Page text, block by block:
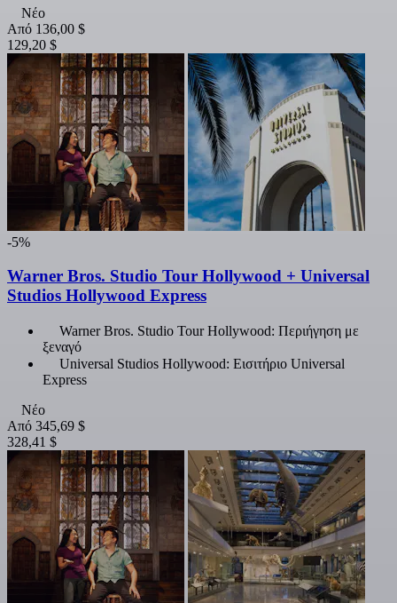
Νέο
Από 136,00 $
129,20 $
-5%
Warner Bros. Studio Tour Hollywood + Universal
Studios Hollywood Express
Warner Bros. Studio Tour Hollywood: Περιήγηση με
ξεναγό
Universal Studios Hollywood: Εισιτήριο Universal
Express
Νέο
Από 345,69 $
328,41 $